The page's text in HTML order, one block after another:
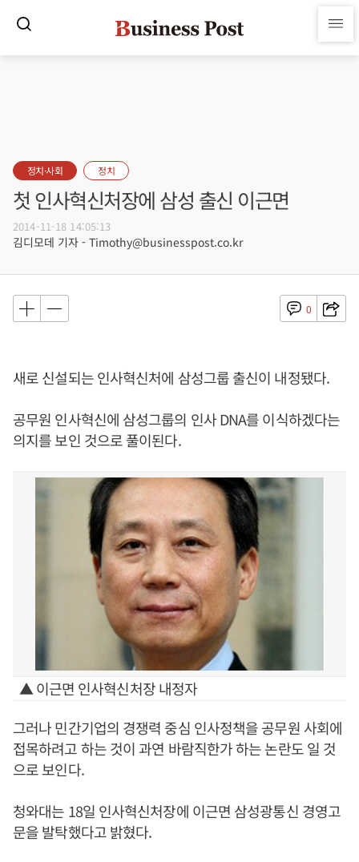
정치·사회 정치
첫 인사혁신처장에 삼성 출신 이근면
2014-11-18 14:05:13
김디모데 기자 - Timothy@businesspost.co.kr
0
새로 신설되는 인사혁신처에 삼성그룹 출신이 내정됐다.
공무원 인사혁신에 삼성그룹의 인사 DNA를 이식하겠다는
의지를 보인 것으로 풀이된다.
▲ 이근면 인사혁신처장 내정자
그러나 민간기업의 경쟁력 중심 인사정책을 공무원 사회에
접목하려고 하는 것이 과연 바람직한가 하는 논란도 일 것
으로 보인다.
청와대는 18일 인사혁신처장에 이근면 삼성광통신 경영고
문을 발탁했다고 밝혔다.